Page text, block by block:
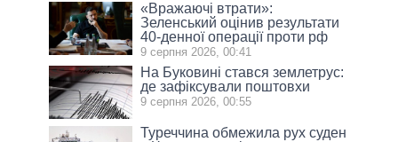
«Вражаючі втрати»:
Зеленський оцінив результати
40-денної операції проти рф
9 серпня 2026, 00:41
На Буковині стався землетрус:
де зафіксували поштовхи
9 серпня 2026, 00:55
Туреччина обмежила рух суден